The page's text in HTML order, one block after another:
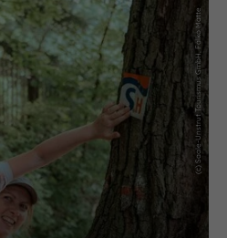
(c) Saale-Unstrut Tourismus GmbH, Falko Matte